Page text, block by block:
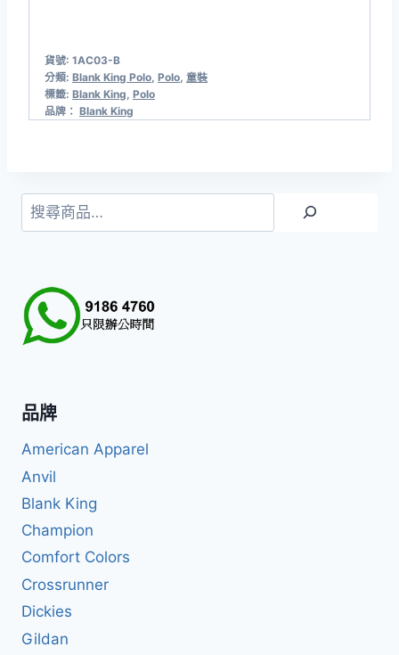
貨號: 1AC03-B
分類: Blank King Polo, Polo, 童裝
標籤: Blank King, Polo
品牌： Blank King
搜
尋
品牌
American Apparel
Anvil
Blank King
Champion
Comfort Colors
Crossrunner
Dickies
Gildan